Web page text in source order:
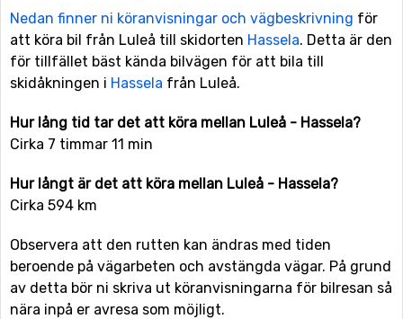
Nedan finner ni köranvisningar och vägbeskrivning för
att köra bil från Luleå till skidorten Hassela. Detta är den
för tillfället bäst kända bilvägen för att bila till
skidåkningen i Hassela från Luleå.
Hur lång tid tar det att köra mellan Luleå - Hassela?
Cirka 7 timmar 11 min
Hur långt är det att köra mellan Luleå - Hassela?
Cirka 594 km
Observera att den rutten kan ändras med tiden
beroende på vägarbeten och avstängda vägar. På grund
av detta bör ni skriva ut köranvisningarna för bilresan så
nära inpå er avresa som möjligt.